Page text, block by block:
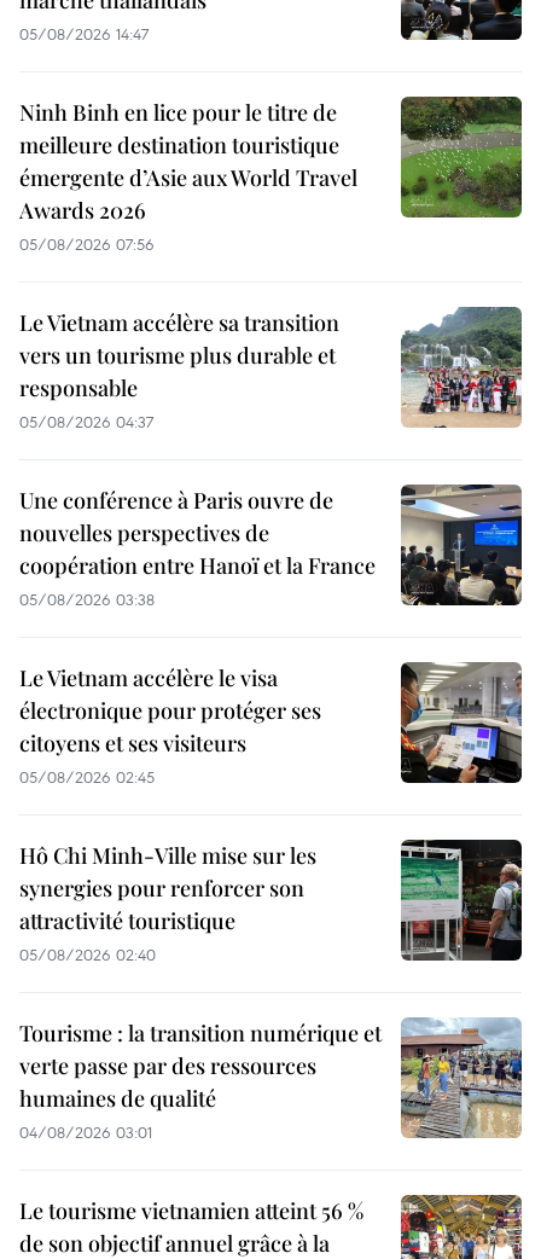
05/08/2026 14:47
Ninh Binh en lice pour le titre de
meilleure destination touristique
émergente d’Asie aux World Travel
Awards 2026
05/08/2026 07:56
Le Vietnam accélère sa transition
vers un tourisme plus durable et
responsable
05/08/2026 04:37
Une conférence à Paris ouvre de
nouvelles perspectives de
coopération entre Hanoï et la France
05/08/2026 03:38
Le Vietnam accélère le visa
électronique pour protéger ses
citoyens et ses visiteurs
05/08/2026 02:45
Hô Chi Minh-Ville mise sur les
synergies pour renforcer son
attractivité touristique
05/08/2026 02:40
Tourisme : la transition numérique et
verte passe par des ressources
humaines de qualité
04/08/2026 03:01
Le tourisme vietnamien atteint 56 %
de son objectif annuel grâce à la